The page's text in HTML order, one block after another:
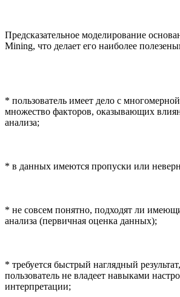
Предсказательное моделирование
Mining, что делает его наиболее
* пользователь имеет дело с
множество факторов, оказывающих
анализа;
* в данных имеются пропуски или
* не совсем понятно, подходят ли
анализа (первичная оценка данных);
* требуется быстрый наглядный
пользователь не владеет навыками
интерпретации;